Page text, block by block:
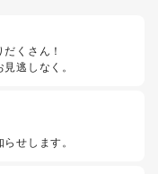
くさん！
逃しなく。
せします。